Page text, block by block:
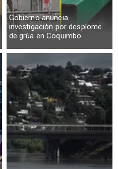
Gobierno anuncia
investigación por desplome
de grúa en Coquimbo